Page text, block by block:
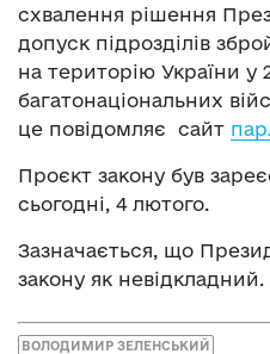
схвалення рішення
допуск підрозділів
на територію України у
багатонаціональних
це повідомляє сайт
Проєкт закону був
сьогодні, 4 лютого.
Зазначається, що
закону як невідкладний.
ВОЛОДИМИР ЗЕЛЕНСЬКИЙ